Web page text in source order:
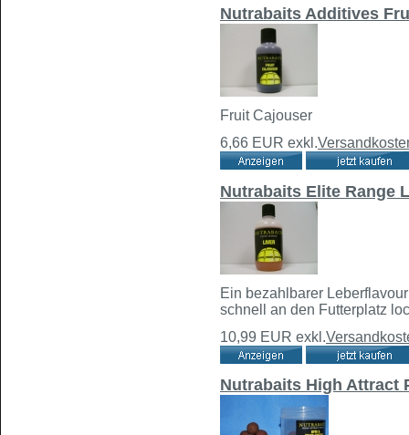
Nutrabaits Additives
Fruit Cajouser
6,66 EUR exkl.
Nutrabaits Elite Range
Ein bezahlbarer
schnell an den Futterplatz
10,99 EUR exkl.
Nutrabaits High Attract